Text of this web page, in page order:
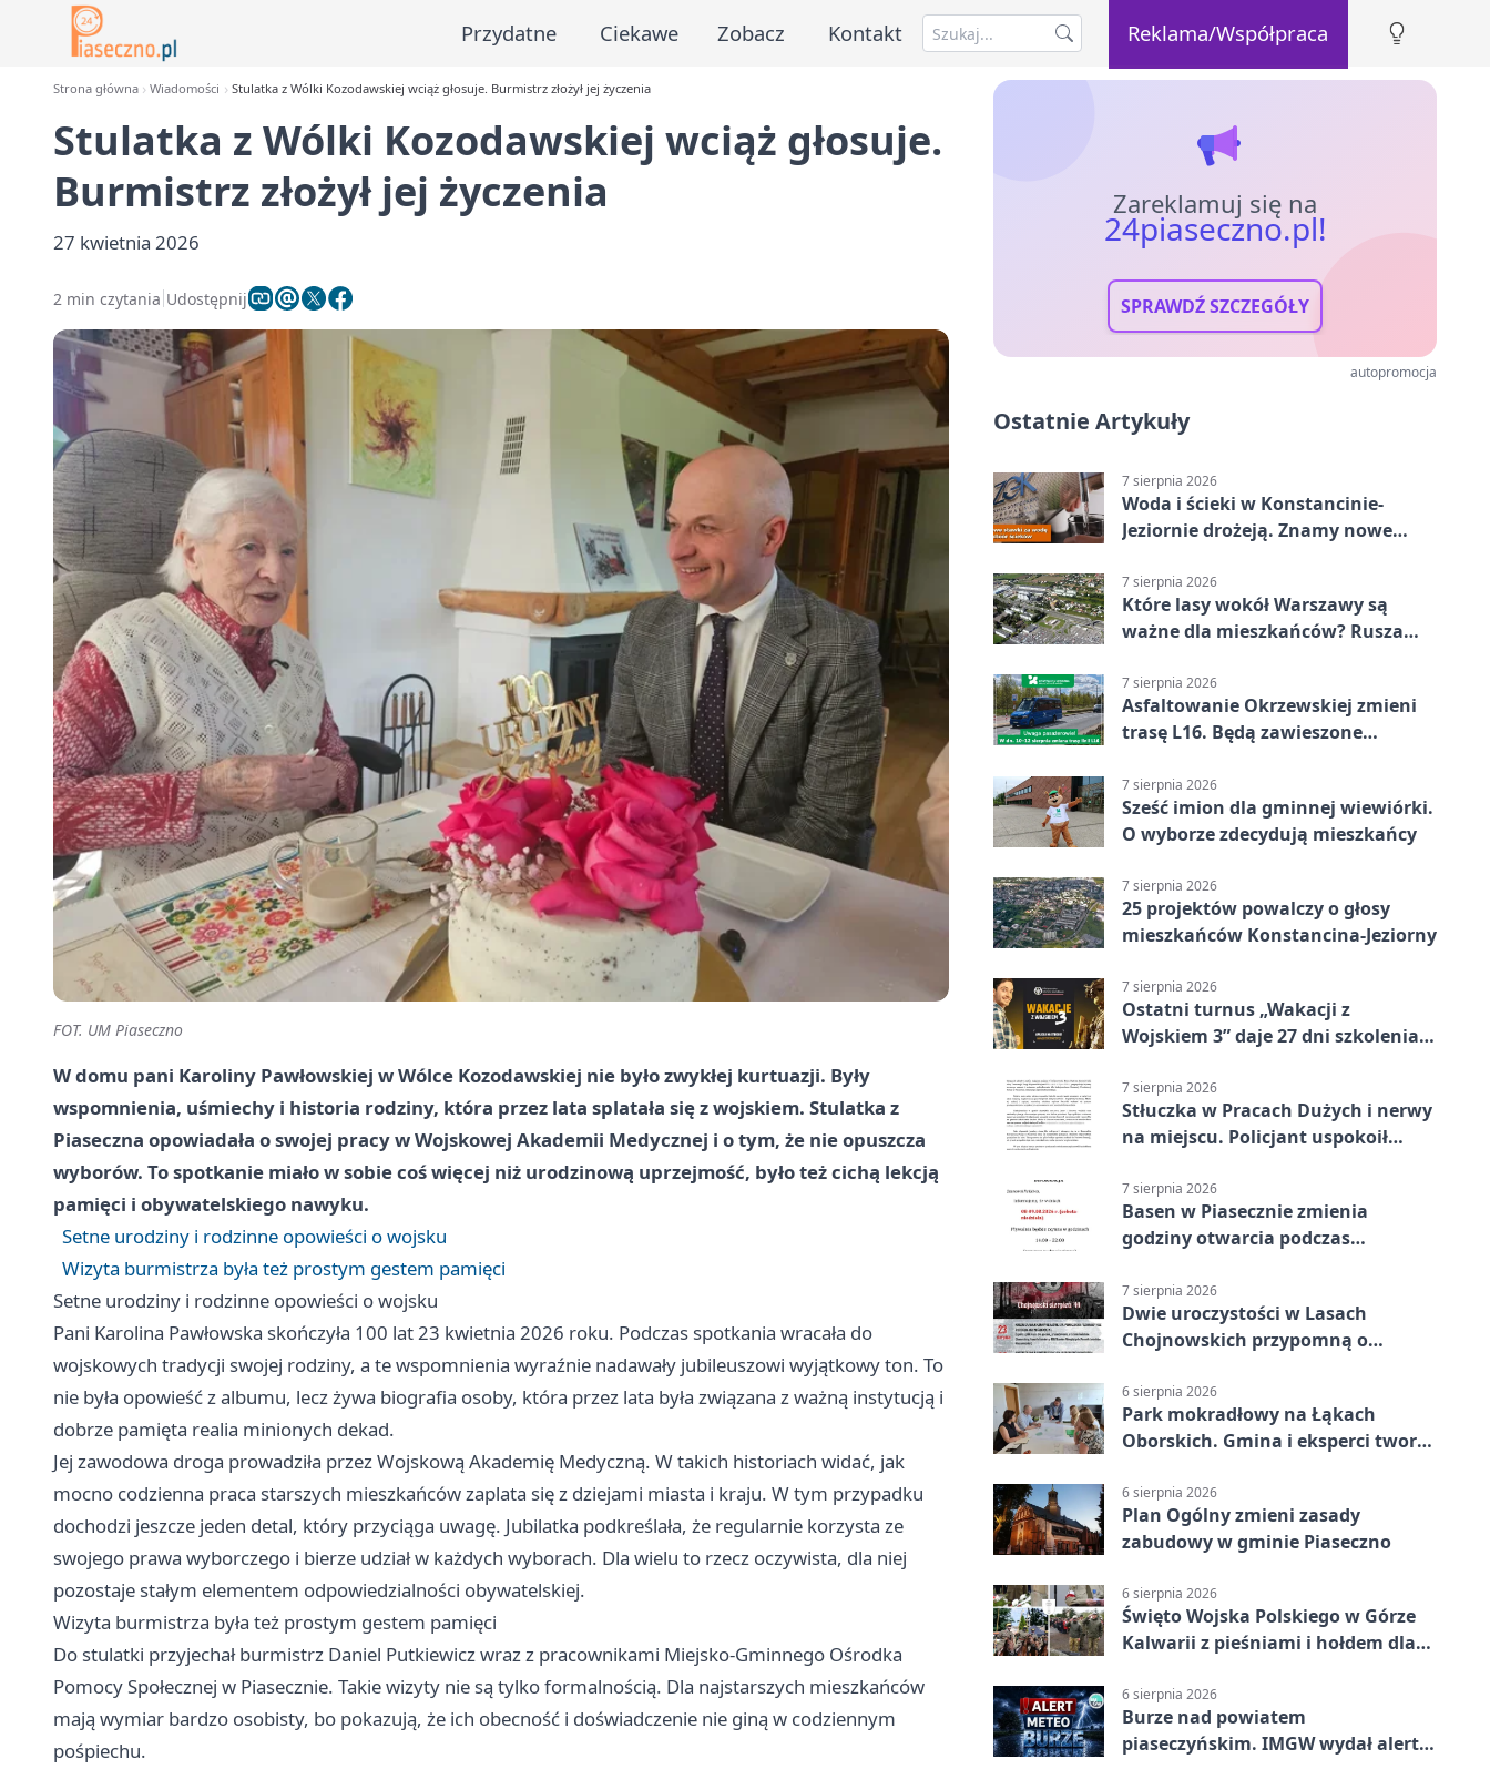
Przydatne Ciekawe Zobacz Kontakt Reklama/Współpraca
Strona główna Wiadomości Stulatka z Wólki Kozodawskiej wciąż głosuje. Burmistrz złożył jej życzenia
Stulatka z Wólki Kozodawskiej wciąż głosuje.
Burmistrz złożył jej życzenia
27 kwietnia 2026
2 min czytania Udostępnij
FOT. UM Piaseczno
W domu pani Karoliny Pawłowskiej w Wólce Kozodawskiej nie było zwykłej kurtuazji. Były
wspomnienia, uśmiechy i historia rodziny, która przez lata splatała się z wojskiem. Stulatka z
Piaseczna opowiadała o swojej pracy w Wojskowej Akademii Medycznej i o tym, że nie opuszcza
wyborów. To spotkanie miało w sobie coś więcej niż urodzinową uprzejmość, było też cichą lekcją
pamięci i obywatelskiego nawyku.
Setne urodziny i rodzinne opowieści o wojsku
Wizyta burmistrza była też prostym gestem pamięci
Setne urodziny i rodzinne opowieści o wojsku
Pani Karolina Pawłowska skończyła 100 lat 23 kwietnia 2026 roku. Podczas spotkania wracała do
wojskowych tradycji swojej rodziny, a te wspomnienia wyraźnie nadawały jubileuszowi wyjątkowy ton. To
nie była opowieść z albumu, lecz żywa biografia osoby, która przez lata była związana z ważną instytucją i
dobrze pamięta realia minionych dekad.
Jej zawodowa droga prowadziła przez Wojskową Akademię Medyczną. W takich historiach widać, jak
mocno codzienna praca starszych mieszkańców zaplata się z dziejami miasta i kraju. W tym przypadku
dochodzi jeszcze jeden detal, który przyciąga uwagę. Jubilatka podkreślała, że regularnie korzysta ze
swojego prawa wyborczego i bierze udział w każdych wyborach. Dla wielu to rzecz oczywista, dla niej
pozostaje stałym elementem odpowiedzialności obywatelskiej.
Wizyta burmistrza była też prostym gestem pamięci
Do stulatki przyjechał burmistrz Daniel Putkiewicz wraz z pracownikami Miejsko-Gminnego Ośrodka
Pomocy Społecznej w Piasecznie. Takie wizyty nie są tylko formalnością. Dla najstarszych mieszkańców
mają wymiar bardzo osobisty, bo pokazują, że ich obecność i doświadczenie nie giną w codziennym
pośpiechu.
Zareklamuj się na
24piaseczno.pl!
SPRAWDŹ SZCZEGÓŁY
autopromocja
Ostatnie Artykuły
7 sierpnia 2026
Woda i ścieki w Konstancinie-
Jeziornie drożeją. Znamy nowe
7 sierpnia 2026
Które lasy wokół Warszawy są
ważne dla mieszkańców? Rusza
7 sierpnia 2026
Asfaltowanie Okrzewskiej zmieni
trasę L16. Będą zawieszone
7 sierpnia 2026
Sześć imion dla gminnej wiewiórki.
O wyborze zdecydują mieszkańcy
7 sierpnia 2026
25 projektów powalczy o głosy
mieszkańców Konstancina-Jeziorny
7 sierpnia 2026
Ostatni turnus „Wakacji z
Wojskiem 3” daje 27 dni szkolenia i
7 sierpnia 2026
Stłuczka w Pracach Dużych i nerwy
na miejscu. Policjant uspokoił
7 sierpnia 2026
Basen w Piasecznie zmienia
godziny otwarcia podczas
7 sierpnia 2026
Dwie uroczystości w Lasach
Chojnowskich przypomną o
6 sierpnia 2026
Park mokradłowy na Łąkach
Oborskich. Gmina i eksperci tworzą
6 sierpnia 2026
Plan Ogólny zmieni zasady
zabudowy w gminie Piaseczno
6 sierpnia 2026
Święto Wojska Polskiego w Górze
Kalwarii z pieśniami i hołdem dla
6 sierpnia 2026
Burze nad powiatem
piaseczyńskim. IMGW wydał alert